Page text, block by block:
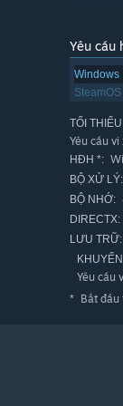
Beat
Craft
Yêu cầu
Windows
TỐI
Yêu cầu
HĐH *:
BỘ XỬ LÝ:
BỘ NHỚ:
DIRECTX:
LƯU TRỮ:
Yêu cầu
* Bắt